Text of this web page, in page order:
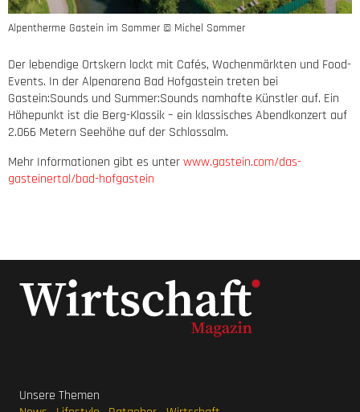
Alpentherme Gastein im Sommer © Michel Sommer
Der lebendige Ortskern lockt mit Cafés, Wochenmärkten und Food-
Events. In der Alpenarena Bad Hofgastein treten bei
Gastein:Sounds und Summer:Sounds namhafte Künstler auf. Ein
Höhepunkt ist die Berg-Klassik – ein klassisches Abendkonzert auf
2.066 Metern Seehöhe auf der Schlossalm.
Mehr Informationen gibt es unterwww.gastein.com/das-
gasteinertal/bad-hofgastein
Unsere Themen